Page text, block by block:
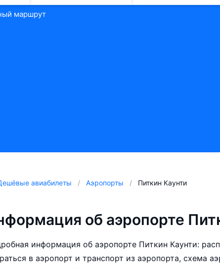
маршрут
авиабилеты Аэропорты Питкин Каунти
об аэропорте
информация об аэропорте Питкин Каунти:
в аэропорт и транспорт из аэропорта, схема